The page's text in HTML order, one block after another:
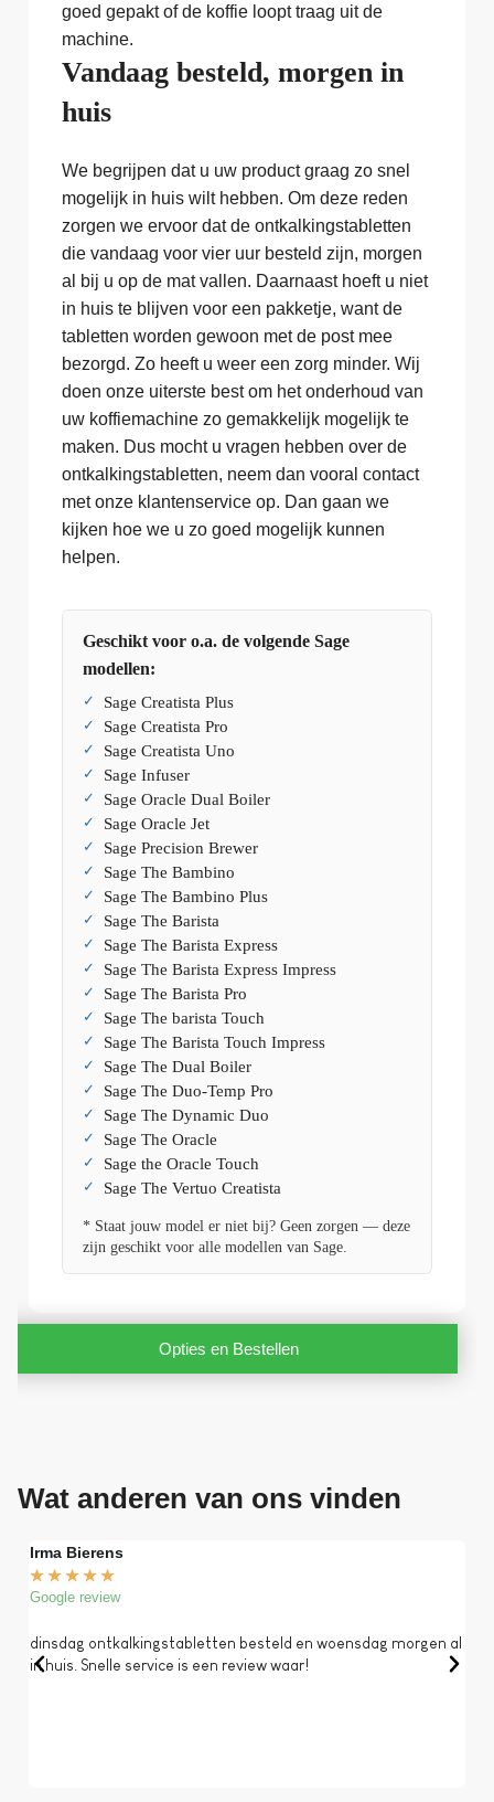
goed gepakt of de koffie loopt traag uit de
machine.
Vandaag besteld, morgen in
huis
We begrijpen dat u uw product graag zo snel
mogelijk in huis wilt hebben. Om deze reden
zorgen we ervoor dat de ontkalkingstabletten
die vandaag voor vier uur besteld zijn, morgen
al bij u op de mat vallen. Daarnaast hoeft u niet
in huis te blijven voor een pakketje, want de
tabletten worden gewoon met de post mee
bezorgd. Zo heeft u weer een zorg minder. Wij
doen onze uiterste best om het onderhoud van
uw koffiemachine zo gemakkelijk mogelijk te
maken. Dus mocht u vragen hebben over de
ontkalkingstabletten, neem dan vooral contact
met onze klantenservice op. Dan gaan we
kijken hoe we u zo goed mogelijk kunnen
helpen.
Geschikt voor o.a. de volgende Sage
modellen:
Sage Creatista Plus
Sage Creatista Pro
Sage Creatista Uno
Sage Infuser
Sage Oracle Dual Boiler
Sage Oracle Jet
Sage Precision Brewer
Sage The Bambino
Sage The Bambino Plus
Sage The Barista
Sage The Barista Express
Sage The Barista Express Impress
Sage The Barista Pro
Sage The barista Touch
Sage The Barista Touch Impress
Sage The Dual Boiler
Sage The Duo-Temp Pro
Sage The Dynamic Duo
Sage The Oracle
Sage the Oracle Touch
Sage The Vertuo Creatista
* Staat jouw model er niet bij? Geen zorgen — deze
zijn geschikt voor alle modellen van Sage.
Opties en Bestellen
Wat anderen van ons vinden
Irma Bierens
★ ★ ★ ★ ★
Google review
dinsdag ontkalkingstabletten besteld en woensdag morgen al
in huis. Snelle service is een review waar!